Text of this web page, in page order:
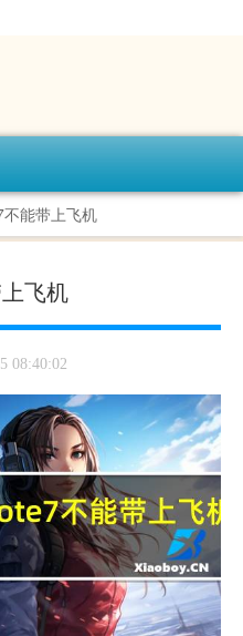
能带上飞机
飞机
08:40:02